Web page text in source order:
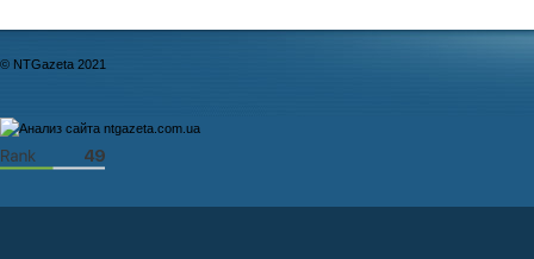
© NTGazeta 2021